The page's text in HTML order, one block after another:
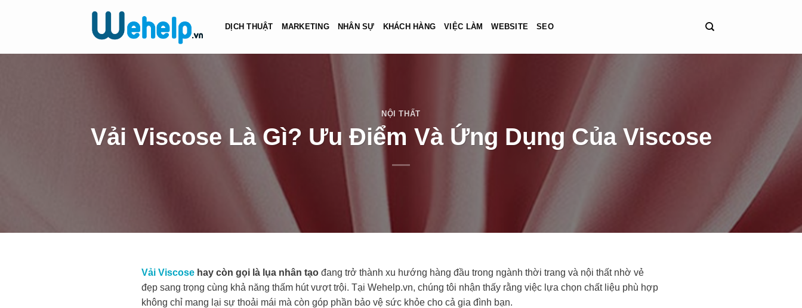
dung
DỊCH THUẬT MARKETING NHÂN SỰ KHÁCH HÀNG VIỆC LÀM WEBSITE SEO
NỘI THẤT
Vải Viscose Là Gì? Ưu Điểm Và Ứng Dụng Của Viscose
Vải Viscose hay còn gọi là lụa nhân tạo đang trở thành xu hướng hàng đầu trong ngành thời trang và nội thất nhờ vẻ
đẹp sang trọng cùng khả năng thấm hút vượt trội. Tại Wehelp.vn, chúng tôi nhận thấy rằng việc lựa chọn chất liệu phù hợp
không chỉ mang lại sự thoải mái mà còn góp phần bảo vệ sức khỏe cho cả gia đình bạn.